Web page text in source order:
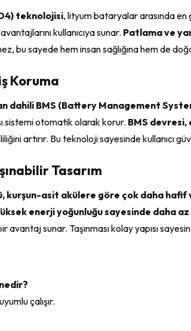
teknolojisi, lityum bataryalar arasında en
kullanıcıya sunar. Patlama ve
bu sayede hem insan sağlığına hem de
Koruma
dahili BMS (Battery Management
sistemi otomatik olarak korur. BMS devresi,
artırır. Bu teknoloji sayesinde kullanıcı
Tasarım
kurşun-asit akülere göre çok daha hafif
enerji yoğunluğu sayesinde daha
avantaj sunar. Taşınması kolay yapısı
çalışır.